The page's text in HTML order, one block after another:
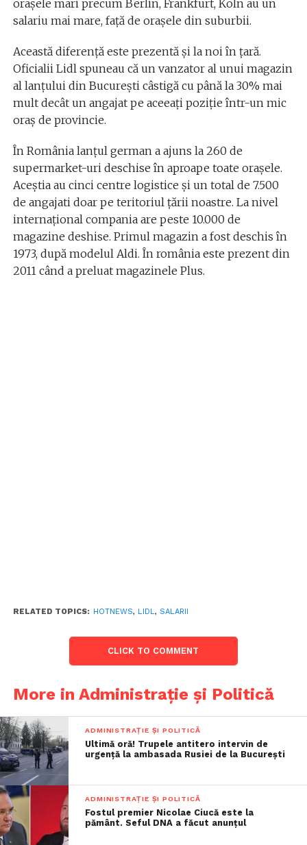
orașele mari precum Berlin, Frankfurt, Koln au un
salariu mai mare, față de orașele din suburbii.
Această diferență este prezentă și la noi în țară.
Oficialii Lidl spuneau că un vanzator al unui magazin
al lanțului din București câstigă cu până la 30% mai
mult decât un angajat pe aceeați poziție într-un mic
oraș de provincie.
În România lanțul german a ajuns la 260 de
supermarket-uri deschise în aproape toate orașele.
Aceștia au cinci centre logistice și un total de 7.500
de angajati doar pe teritoriul țării noastre. La nivel
internațional compania are peste 10.000 de
magazine deshise. Primul magazin a fost deschis în
1973, după modelul Aldi. În românia este prezent din
2011 când a preluat magazinele Plus.
RELATED TOPICS: HOTNEWS, LIDL, SALARII
CLICK TO COMMENT
More in Administrație și Politică
ADMINISTRAȚIE ȘI POLITICĂ
Ultimă oră! Trupele antitero intervin de
urgență la ambasada Rusiei de la București
ADMINISTRAȚIE ȘI POLITICĂ
Fostul premier Nicolae Ciucă este la
pământ. Seful DNA a făcut anunțul